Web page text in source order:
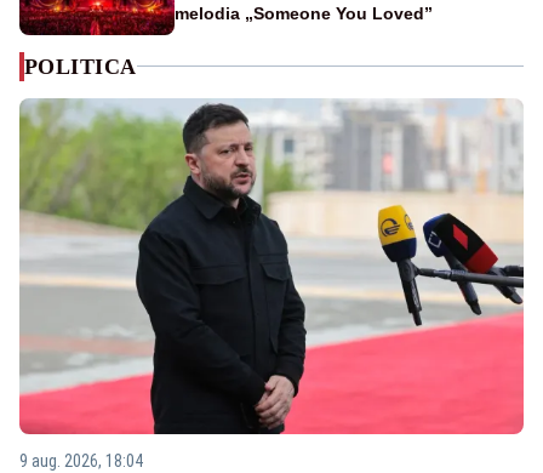
melodia „Someone You Loved”
POLITICA
9 aug. 2026, 18:04